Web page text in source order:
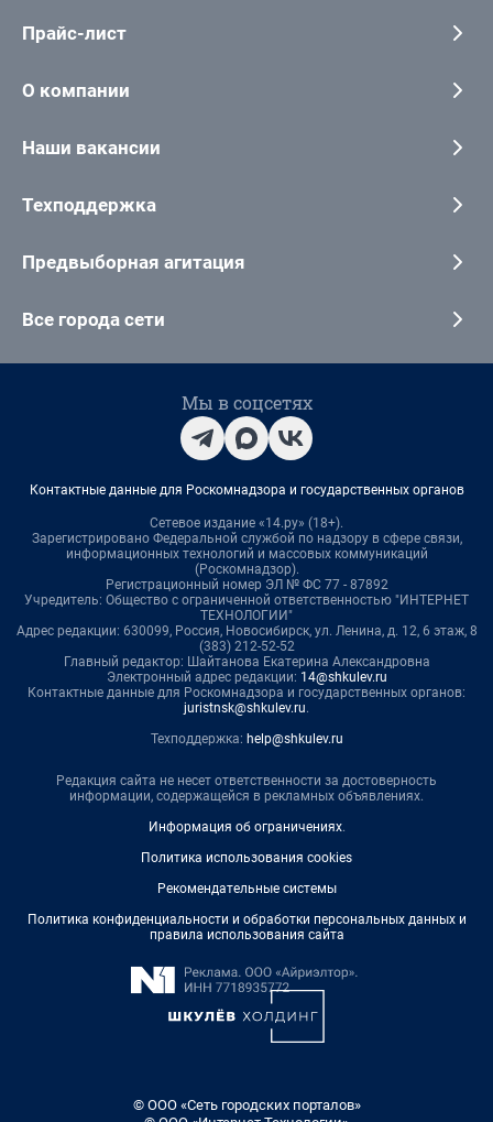
Прайс-лист
О компании
Наши вакансии
Техподдержка
Предвыборная агитация
Все города сети
Мы в соцсетях
Контактные данные для Роскомнадзора и государственных органов
Сетевое издание «14.ру» (18+).
Зарегистрировано Федеральной службой по надзору в сфере связи,
информационных технологий и массовых коммуникаций
(Роскомнадзор).
Регистрационный номер ЭЛ № ФС 77 - 87892
Учредитель: Общество с ограниченной ответственностью "ИНТЕРНЕТ
ТЕХНОЛОГИИ"
Адрес редакции: 630099, Россия, Новосибирск, ул. Ленина, д. 12, 6 этаж, 8
(383) 212-52-52
Главный редактор: Шайтанова Екатерина Александровна
Электронный адрес редакции: 14@shkulev.ru
Контактные данные для Роскомнадзора и государственных органов:
juristnsk@shkulev.ru.
Техподдержка: help@shkulev.ru
Редакция сайта не несет ответственности за достоверность
информации, содержащейся в рекламных объявлениях.
Информация об ограничениях.
Политика использования cookies
Рекомендательные системы
Политика конфиденциальности и обработки персональных данных и
правила использования сайта
© ООО «Сеть городских порталов»